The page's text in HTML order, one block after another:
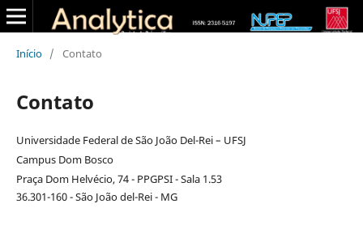
Início / Contato
Contato
Universidade Federal de São João Del-Rei – UFSJ
Campus Dom Bosco
Praça Dom Helvécio, 74 - PPGPSI - Sala 1.53
36.301-160 - São João del-Rei - MG